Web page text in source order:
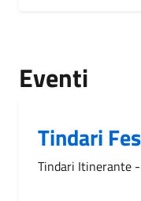
Eventi
Tindari
Tindari Itinerante